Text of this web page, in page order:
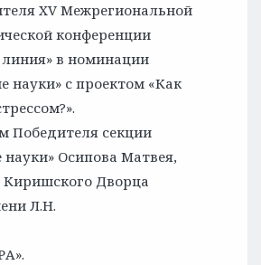
XV Межрегиональной
конференции
в номинации
науки» с проектом «Как
Победителя секции
науки» Осипова Матвея,
Киришского Дворца
Л.Н.